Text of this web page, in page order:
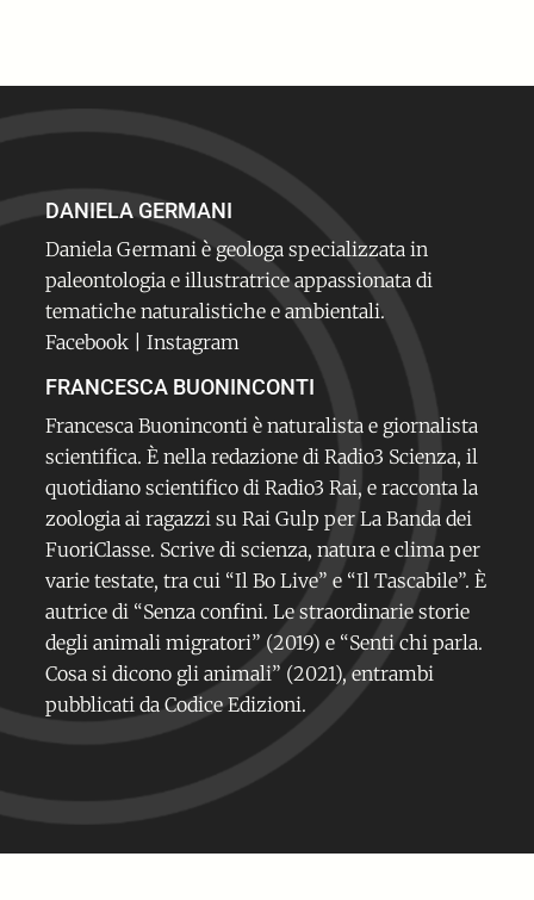
DANIELA GERMANI
Daniela Germani è geologa specializzata in
paleontologia e illustratrice appassionata di
tematiche naturalistiche e ambientali.
Facebook |Instagram
FRANCESCA BUONINCONTI
Francesca Buoninconti è naturalista e giornalista
scientifica. È nella redazione di Radio3 Scienza, il
quotidiano scientifico di Radio3 Rai, e racconta la
zoologia ai ragazzi su Rai Gulp per La Banda dei
FuoriClasse. Scrive di scienza, natura e clima per
varie testate, tra cui “Il Bo Live” e “Il Tascabile”. È
autrice di “Senza confini. Le straordinarie storie
degli animali migratori” (2019) e “Senti chi parla.
Cosa si dicono gli animali” (2021), entrambi
pubblicati da Codice Edizioni.